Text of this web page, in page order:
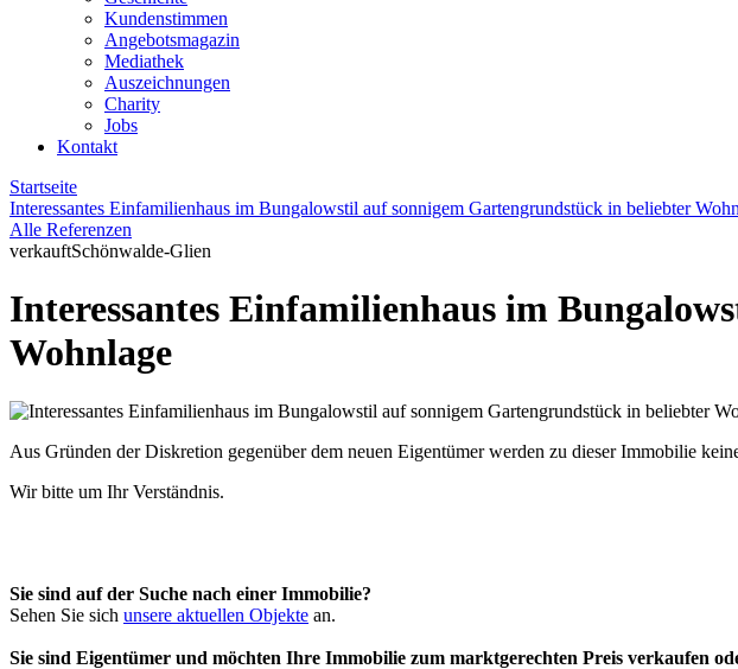
Kundenstimmen
Angebotsmagazin
Mediathek
Auszeichnungen
Charity
Jobs
Kontakt
Startseite
Interessantes Einfamilienhaus im Bungalowstil auf sonnigem Gartengrundstück in beliebter
Alle Referenzen
verkauftSchönwalde-Glien
Interessantes Einfamilienhaus im
Wohnlage
Aus Gründen der Diskretion gegenüber dem neuen Eigentümer werden zu dieser Immobilie
Wir bitte um Ihr Verständnis.
Sie sind auf der Suche nach einer Immobilie?
Sehen Sie sich unsere aktuellen Objekte an.
Sie sind Eigentümer und möchten Ihre Immobilie zum marktgerechten Preis verkaufen